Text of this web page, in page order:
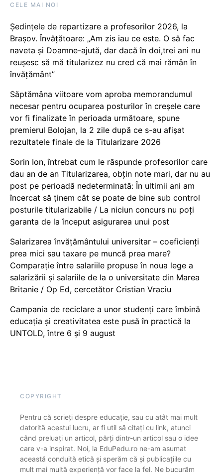
CELE MAI NOI
Ședințele de repartizare a profesorilor 2026, la
Brașov. Învățătoare: „Am zis iau ce este. O să fac
naveta și Doamne-ajută, dar dacă în doi,trei ani nu
reușesc să mă titularizez nu cred că mai rămân în
învățământ”
Săptămâna viitoare vom aproba memorandumul
necesar pentru ocuparea posturilor în creșele care
vor fi finalizate în perioada următoare, spune
premierul Bolojan, la 2 zile după ce s-au afișat
rezultatele finale de la Titularizare 2026
Sorin Ion, întrebat cum le răspunde profesorilor care
dau an de an Titularizarea, obțin note mari, dar nu au
post pe perioadă nedeterminată: În ultimii ani am
încercat să ținem cât se poate de bine sub control
posturile titularizabile / La niciun concurs nu poți
garanta de la început asigurarea unui post
Salarizarea învățământului universitar – coeficienți
prea mici sau taxare pe muncă prea mare?
Comparație între salariile propuse în noua lege a
salarizării și salariile de la o universitate din Marea
Britanie / Op Ed, cercetător Cristian Vraciu
Campania de reciclare a unor studenți care îmbină
educația și creativitatea este pusă în practică la
UNTOLD, între 6 și 9 august
COPYRIGHT
Pentru că scrieți despre educație, sau cu atât mai mult
datorită acestui lucru, ar fi util să citați cu link, atunci
când preluați un articol, părți dintr-un articol sau o idee
care v-a inspirat. Noi, la EduPedu.ro ne-am asumat
această conduită etică și sperăm că și publicațiile cu
mult mai multă experiență vor face la fel. Ne bucurăm